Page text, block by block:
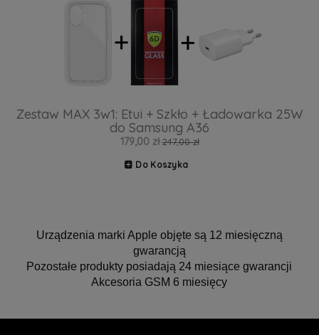
Zestaw MAX 3w1: Etui + Szkło + Ładowarka 25W
do Samsung A36
179,00 zł 247,00 zł
Do Koszyka
Urządzenia marki Apple objęte są 12 miesięczną
gwarancją
Pozostałe produkty posiadają 24 miesiące gwarancji
Akcesoria GSM 6 miesięcy